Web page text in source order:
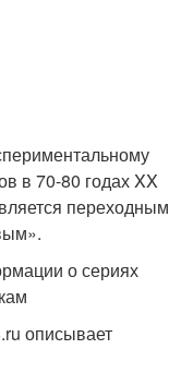
планировка
в 70-80 годах XX
переходным
о сериях
описывает